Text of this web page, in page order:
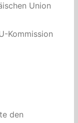
Union
Kommission
den